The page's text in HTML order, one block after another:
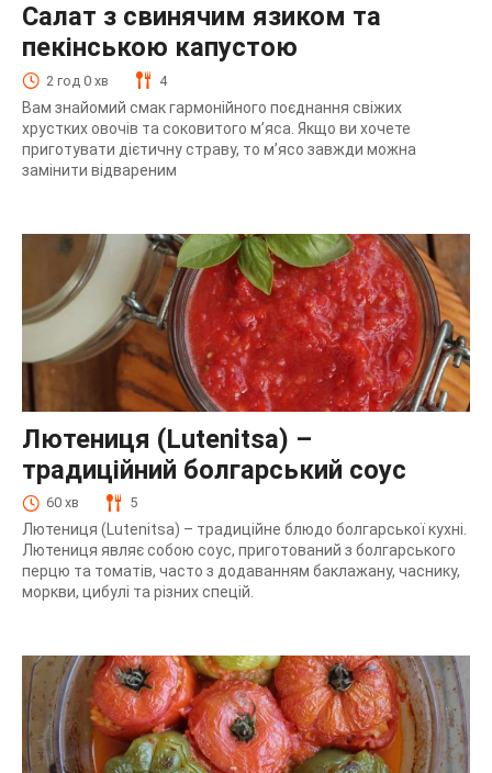
Салат з свинячим язиком та
пекінською капустою
2 год 0 хв 4
Вам знайомий смак гармонійного поєднання свіжих
хрустких овочів та соковитого м’яса. Якщо ви хочете
приготувати дієтичну страву, то м’ясо завжди можна
замінити відвареним
Лютениця (Lutenitsa) –
традиційний болгарський соус
60 хв 5
Лютениця (Lutenitsa) – традиційне блюдо болгарської кухні.
Лютениця являє собою соус, приготований з болгарського
перцю та томатів, часто з додаванням баклажану, часнику,
моркви, цибулі та різних спецій.